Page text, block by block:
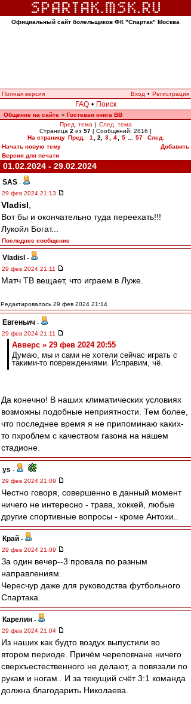
Официальный сайт болельщиков ФК "Спартак" Москва
Полная версия Вход • Регистрация
FAQ • Поиск
Общение на сайте » Гостевая книга ВВ
Пред. тема | След. тема
Страница 2 из 57 [ Сообщений: 2816 ]
На страницу Пред. 1 2 3 4 5 57
След.
Начать новую тему
Добавить
Версия для печати
01.02.2024 - 29.02.2024
SAS -
29 фев 2024 21:13
Vladisl
Вот бы и окончательно туда переехать!!!
Лукойл Богат...
Последнее сообщение
Vladisl
-
29 фев 2024 21:11
Матч ТВ вещает, что играем в Луже.
Редактировалось 29 фев 2024 21:14
Евгеньич -
29 фев 2024 21:11
Авверс » 29 фев 2024 20:55
Думаю, мы и сами не хотели сейчас играть с
такими-то повреждениями. Исправим, чё.
Да конечно! В наших климатических условиях
возможны подобные неприятности. Тем более,
что последнее время я не припоминаю каких-
то пхроблем с качеством газона на нашем
стадионе.
ys -
29 фев 2024 21:09
Честно говоря, совершенно в данный момент
ничего не интересно - трава, хоккей, любые
другие спортивные вопросы - кроме Антохи..
Край -
29 фев 2024 21:09
За один вечер--3 провала по разным
направлениям.
Чересчур даже для руководства футбольного
Спартака.
Карелин -
29 фев 2024 21:04
Из наших как будто воздух выпустили во
втором периоде. Причём череповчане ничего
сверхъестественного не делают, а повязали по
рукам и ногам.. И за текущий счёт 3:1 команда
должна благодарить Николаева.